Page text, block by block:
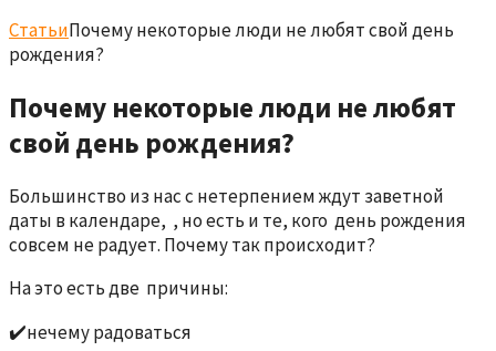
СтатьиПочему некоторые люди не любят свой день
рождения?
Почему некоторые люди не любят
свой день рождения?
Большинство из нас с нетерпением ждут заветной
даты в календаре, , но есть и те, кого день рождения
совсем не радует. Почему так происходит?
На это есть две причины:
✔️нечему радоваться